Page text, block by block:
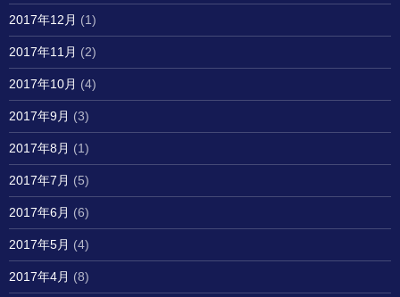
2017年12月 (1)
2017年11月 (2)
2017年10月 (4)
2017年9月 (3)
2017年8月 (1)
2017年7月 (5)
2017年6月 (6)
2017年5月 (4)
2017年4月 (8)